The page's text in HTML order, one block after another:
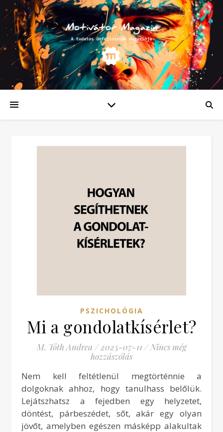
PSZICHOLÓGIA
Mi a gondolatkísérlet?
M. Tóth Andrea / 2025-07-11 / Nincs még
hozzászólás
Nem kell feltétlenül megtörténnie a
dolgoknak ahhoz, hogy tanulhass belőlük.
Lejátszhatsz a fejedben egy helyzetet,
döntést, párbeszédet, sőt, akár egy olyan
jövőt, amelyben egészen másképp alakultak